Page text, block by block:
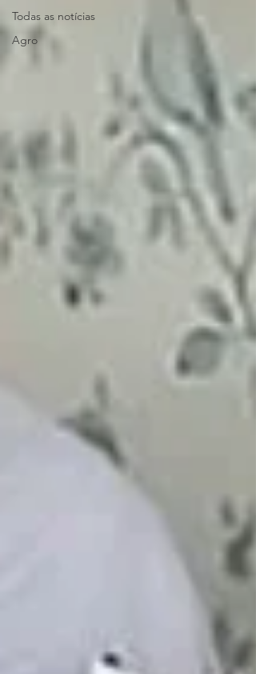
Todas as notícias
Agro